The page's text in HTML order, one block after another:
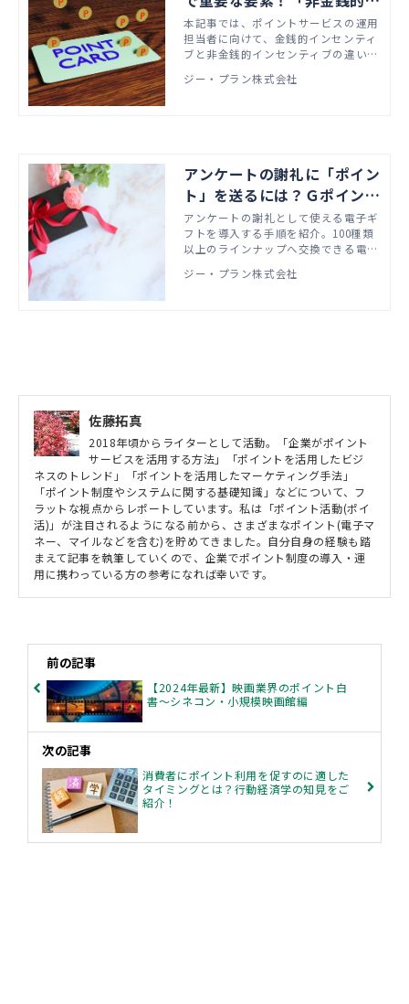
ンセンティブ」とは？
本記事では、ポイントサービスの運用
担当者に向けて、金銭的インセンティ
ブと非金銭的インセンティブの違いを
に刺さるポイント施策を実施するため
ジー・プラン株式会社
アンケートの謝礼に「ポイン
ト」を送るには？Ｇポイント
ギフトを例に解説
アンケートの謝礼として使える電子ギ
フトを導入する手順を紹介。100種類
以上のラインナップへ交換できる電子
を例として、どのような流れでポイン
ジー・プラン株式会社
佐藤拓真
2018年頃からライターとして活動。「企業がポイント
サービスを活用する方法」「ポイントを活用したビジ
ネスのトレンド」「ポイントを活用したマーケティング手法」
「ポイント制度やシステムに関する基礎知識」などについて、フ
ラットな視点からレポートしています。私は「ポイント活動(ポイ
活)」が注目されるようになる前から、さまざまなポイント(電子マ
ネー、マイルなどを含む)を貯めてきました。自分自身の経験も踏
まえて記事を執筆していくので、企業でポイント制度の導入・運
用に携わっている方の参考になれば幸いです。
前の記事
【2024年最新】映画業界のポイント白
書～シネコン・小規模映画館編
次の記事
消費者にポイント利用を促すのに適した
タイミングとは？行動経済学の知見をご
紹介！